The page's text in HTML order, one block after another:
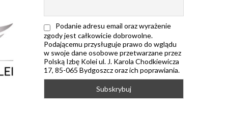
Podanie adresu email oraz wyrażenie
zgody jest całkowicie dobrowolne.
Podającemu przysługuje prawo do wglądu
w swoje dane osobowe przetwarzane przez
Polską Izbę Kolei ul. J. Karola Chodkiewicza
17, 85-065 Bydgoszcz oraz ich poprawiania.